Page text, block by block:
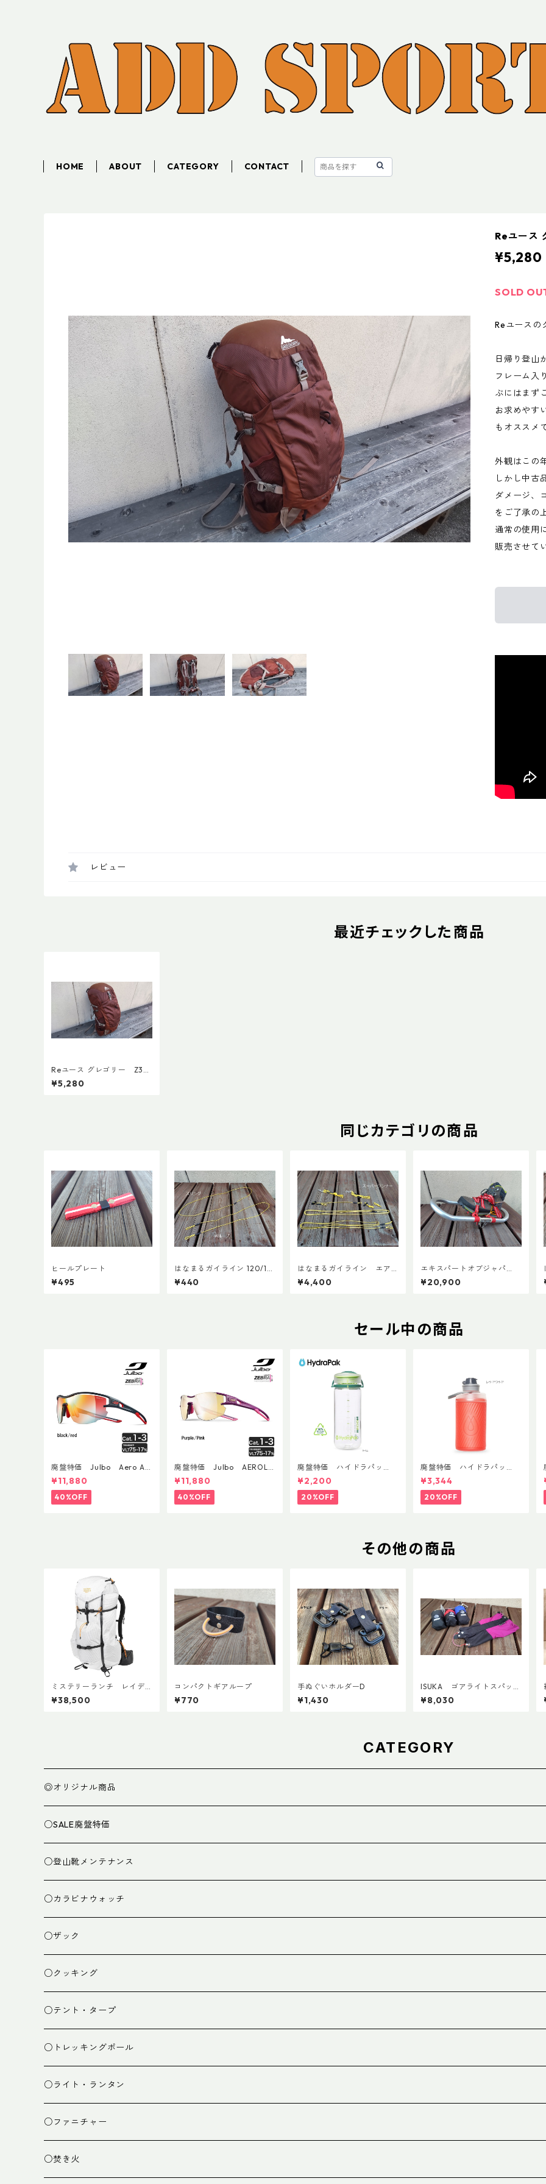
HOME ABOUT CATEGORY CONTACT
Reユース
¥5,280
SOLD
Reユースの
日帰り登山
フレーム入
ぶにはまず
お求めやす
もオススメ
外観はこの
しかし中古
ダメージ、
をご了承の
通常の使用
販売させて
レビュー
最近チェックした商品
Reユース グレゴリー Z30
カラントレッド Mサイズ
¥5,280
同じカテゴリの商品
ヒールプレート
¥495
はなまるガイライン 120/18
0
¥440
はなまるガイライン エア
ライズ張り綱セット
¥4,400
エキスパートオブジャパ
ン スノーシューズL ADD
カスタムVer.5
¥20,900
セール中の商品
廃盤特価 Julbo Aero Asi
anFit
¥11,880
40%OFF
廃盤特価 Julbo AEROLIT
E AsianFit
¥11,880
40%OFF
廃盤特価 ハイドラパッ
ク リーコン ツイスト＆シ
ップ 500ml
¥2,200
20%OFF
廃盤特価 ハイドラパッ
ク フラックス 750ml
¥3,344
20%OFF
その他の商品
ミステリーランチ レイデ
ィックス47
¥38,500
コンパクトギアループ
¥770
手ぬぐいホルダーD
¥1,430
ISUKA ゴアライトスパッツ
カスタム STD
¥8,030
CATEGORY
◎オリジナル商品
○SALE廃盤特価
○登山靴メンテナンス
○カラビナウォッチ
○ザック
ザック
スタッフバッグ
ザック小物
○クッキング
クッカー
バーナー
カトラリー
クッキング小物
○テント・タープ
テント
タープ
ペグ・ハンマー・小物
○トレッキングポール
○ライト・ランタン
ライト
ランタン
○ファニチャー
テーブル
○焚き火